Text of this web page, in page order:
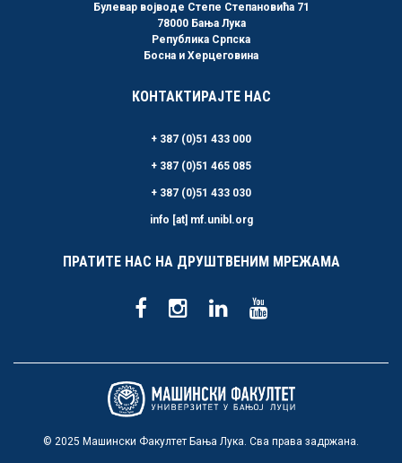
Булевар војводе Степе Степановића 71
78000 Бања Лука
Република Српска
Босна и Херцеговина
КОНТАКТИРАЈТЕ НАС
+ 387 (0)51 433 000
+ 387 (0)51 465 085
+ 387 (0)51 433 030
info [at] mf.unibl.org
ПРАТИТЕ НАС НА ДРУШТВЕНИМ МРЕЖАМА
© 2025 Машински Факултет Бања Лука. Сва права задржана.